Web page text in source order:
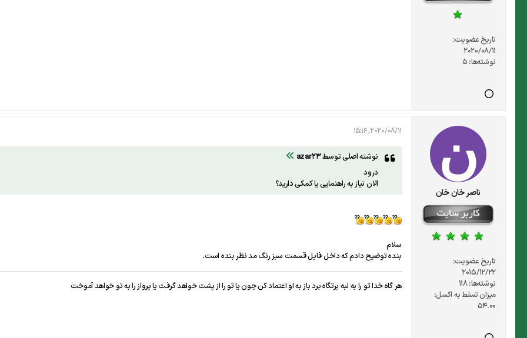
تاریخ عضویت:
2020/08/11
نوشته‌ها: 5
ناصر خان خان
تاریخ عضویت:
2015/12/22
نوشته‌ها:118
میزان تسلط به اکسل:
54.00
2020/08/11, 15:16
نوشته اصلی توسطazar23
درود
الان نیاز به راهنمایی یا کمکی دارید؟
سلام
بنده توضیح دادم که داخل فایل قسمت سبز رنگ مد نظر بنده است.
هر گاه خدا تو را به لبه پرتگاه برد باز به او اعتماد کن چون يا تو را از پشت خواهد گرفت يا پرواز را به تو خواهد آموخت